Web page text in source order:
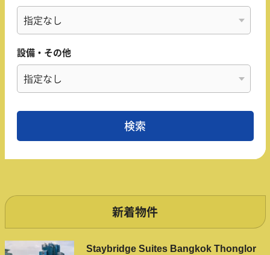
設備・その他
新着物件
Staybridge Suites Bangkok Thonglor